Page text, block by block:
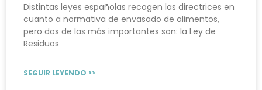
Distintas leyes españolas recogen las directrices en
cuanto a normativa de envasado de alimentos,
pero dos de las más importantes son: la Ley de
Residuos
SEGUIR LEYENDO >>